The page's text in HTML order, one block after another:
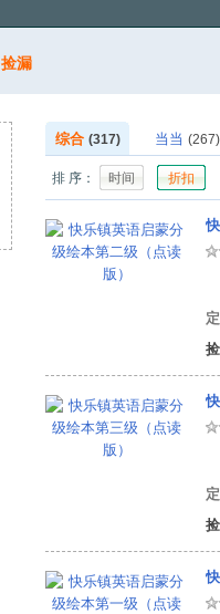
捡漏
综合 (317) 当当 (267)
排 序： 时间 折扣